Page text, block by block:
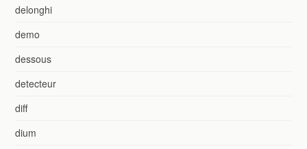
delonghi
demo
dessous
detecteur
diff
dium